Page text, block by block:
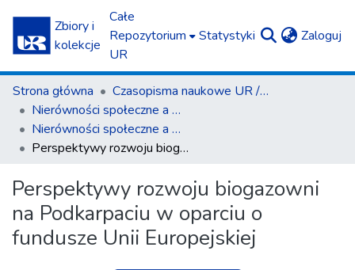
Zbiory i
kolekcje
Całe
Repozytorium
UR
Statystyki Zaloguj
Strona główna
Czasopisma naukowe UR / Scientific Journals
Nierówności społeczne a wzrost gospodarczy
Nierówności społeczne a wzrost gospodarczy z. 27 (2012)
Perspektywy rozwoju biogazowni na Podkarpaciu w oparciu o fundusze Unii Europejskiej
Perspektywy rozwoju biogazowni
na Podkarpaciu w oparciu o
fundusze Unii Europejskiej